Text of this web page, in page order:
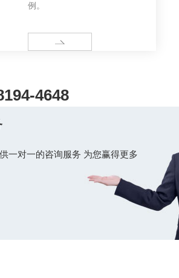
例。
4648
一对一的咨询服务 为您赢得更多